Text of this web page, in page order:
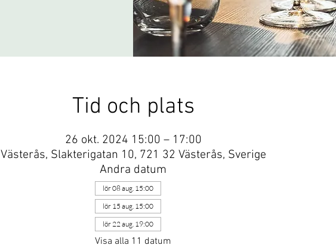
Tid och plats
26 okt. 2024 15:00 – 17:00
Västerås, Slakterigatan 10, 721 32 Västerås, Sverige
Andra datum
lör 08 aug. 15:00
lör 15 aug. 15:00
lör 22 aug. 19:00
Visa alla 11 datum